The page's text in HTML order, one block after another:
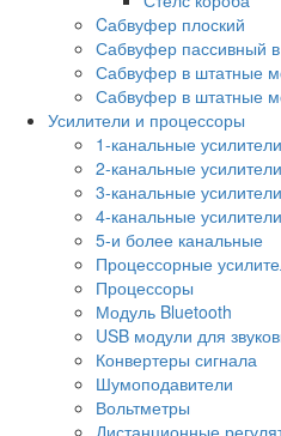
Cабвуфер плоский
Сабвуфер пассивный
Сабвуфер в штатные
Сабвуфер в штатные
Усилители и процессоры
1-канальные усилители
2-канальные усилители
3-канальные усилители
4-канальные усилители
5-и более канальные
Процессорные
Процессоры
Модуль Bluetooth
USB модули для
Конвертеры сигнала
Шумоподавители
Вольтметры
Дистанционные